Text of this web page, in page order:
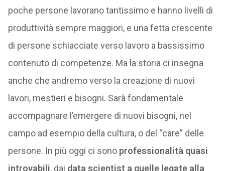
poche persone lavorano tantissimo e hanno livelli di
produttività sempre maggiori, e una fetta crescente
di persone schiacciate verso lavoro a bassissimo
contenuto di competenze. Ma la storia ci insegna
anche che andremo verso la creazione di nuovi
lavori, mestieri e bisogni. Sarà fondamentale
accompagnare l’emergere di nuovi bisogni, nel
campo ad esempio della cultura, o del “care” delle
persone. In più oggi ci sono professionalità quasi
introvabili, dai data scientist a quelle legate alla